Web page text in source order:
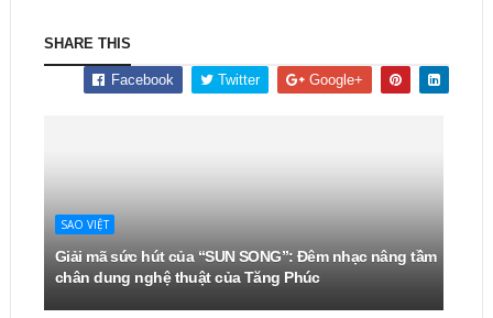
SHARE THIS
Facebook Twitter Google+
SAO VIỆT
Giải mã sức hút của “SUN SONG”: Đêm nhạc nâng tầm
chân dung nghệ thuật của Tăng Phúc